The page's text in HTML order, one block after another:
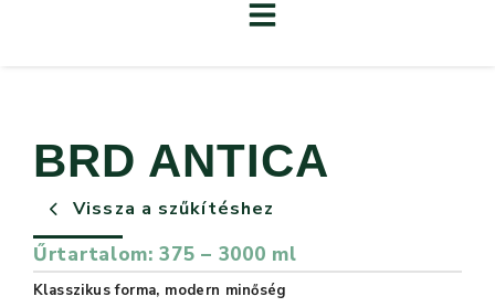
BRD ANTICA
Vissza a szűkítéshez
Űrtartalom: 375 – 3000 ml
Klasszikus forma, modern minőség